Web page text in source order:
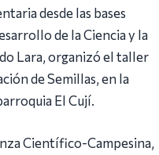
desde las bases
de la Ciencia y la
Lara, organizó el taller
de Semillas, en la
El Cují.
Científico-Campesina,